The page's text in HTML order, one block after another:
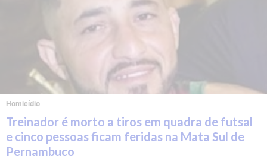
Homicídio
Treinador é morto a tiros em quadra de futsal
e cinco pessoas ficam feridas na Mata Sul de
Pernambuco